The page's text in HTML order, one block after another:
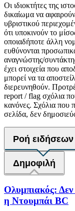
Οι ιδιοκτήτες της
δικαίωμα να
υβριστικού
ότι υποκινούν το
οποιαδήποτε άλλη
ευθύνονται
αναγνώστης/
έχει στοιχεία που
μπορεί να τα
διερευνηθούν.
report / flag σχόλια
κανόνες. Σχόλια που
σελίδα, δεν
Ροή ειδήσεων
Δημοφιλή
Ολυμπιακός:
η Ντουμπάι BC